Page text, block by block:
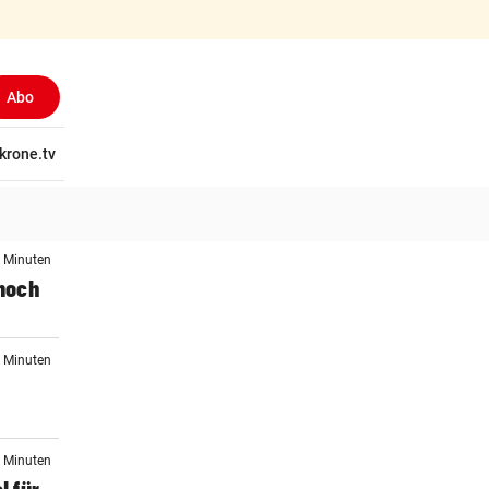
Abo
krone.tv
Minuten
Minuten
Minuten